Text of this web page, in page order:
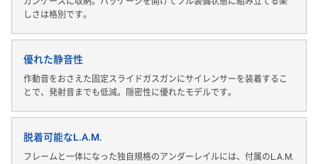
しさは格別です。
優れた静音性
作動音をおさえた固定スライドガスガンにサイレンサーを装着するこ
とで、発射音までも低減。隠密性に優れたモデルです。
脱着可能なL.A.M.
フレームと一体になった独自規格のアンダーレイルには、付属のL.A.M.